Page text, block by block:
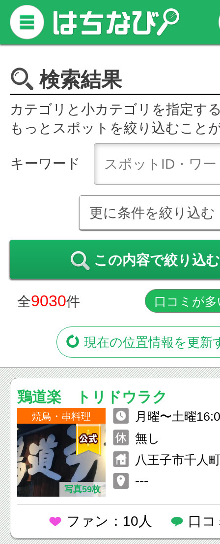
検索結果
カテゴリと小カテゴリを指定す
もっとスポットを絞り込むこと
キーワード
更に条件を絞り込む
この内容で絞り込む
全9030件
現在の位置情報を更新
鶏道楽 トリドウラク
焼鳥・串料理
写真59枚
月曜〜土曜
O.26:00) 日曜 祝日16:00〜2
無し
八王子市千人
---
ファン：10人 口